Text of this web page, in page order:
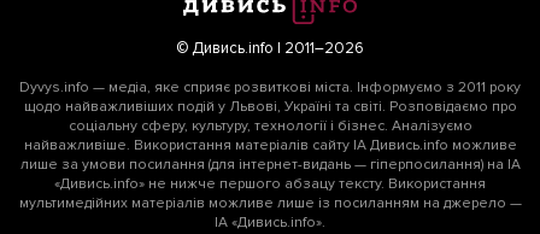
© Дивись.info | 2011–2026
Dyvys.info — медіа, яке сприяє розвиткові міста. Інформуємо з 2011 року
щодо найважливіших подій у Львові, Україні та світі. Розповідаємо про
соціальну сферу, культуру, технології і бізнес. Аналізуємо
найважливіше. Використання матеріалів сайту ІА Дивись.info можливе
лише за умови посилання (для інтернет-видань — гіперпосилання) на ІА
«Дивись.info» не нижче першого абзацу тексту. Використання
мультимедійних матеріалів можливе лише із посиланням на джерело —
ІА «Дивись.info».